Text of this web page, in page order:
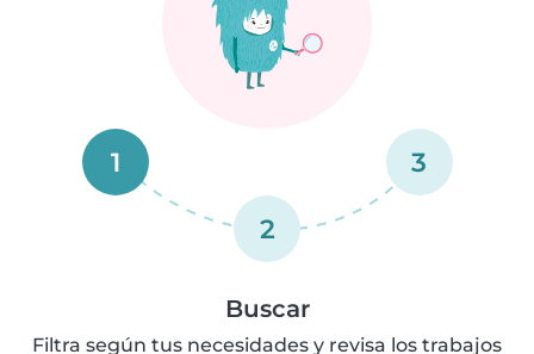
1
2
3
Buscar
Filtra según tus necesidades y revisa los trabajos